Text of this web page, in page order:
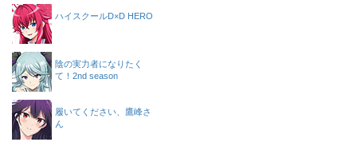
ハイスクールD×D HERO
陰の実力者になりたく
て！2nd season
履いてください、鷹峰さ
ん